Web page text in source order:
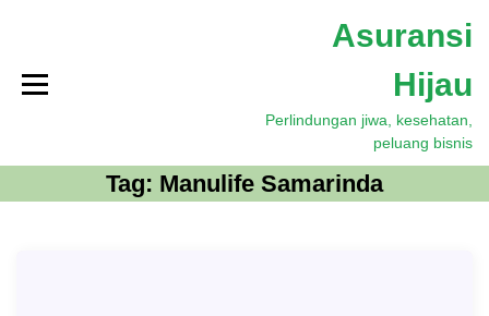
n
Asuransi
Hijau
Perlindungan jiwa, kesehatan,
peluang bisnis
Tag: Manulife Samarinda